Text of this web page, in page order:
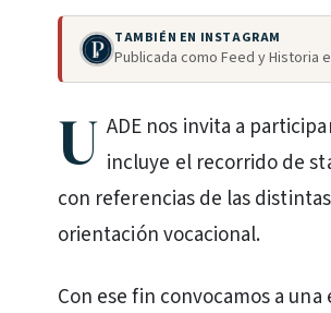
TAMBIÉN EN INSTAGRAM
Publicada como Feed y Historia
U ADE nos invita a
incluye el recorrido de
con referencias de las
orientación vocacional.
Con ese fin convocamos a